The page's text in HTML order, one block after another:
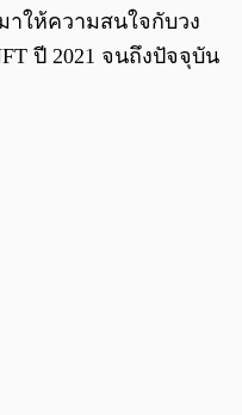
าให้ความสนใจกับวง
ปี 2021 จนถึงปัจจุบัน